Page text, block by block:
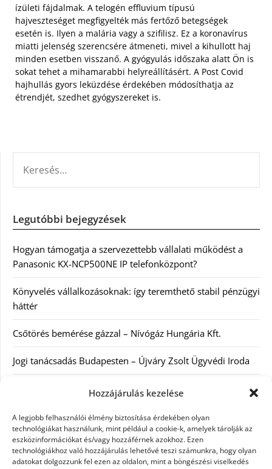
Hozzájárulás kezelése
A legjobb felhasználói élmény biztosítása érdekében olyan
technológiákat használunk, mint például a cookie-k, amelyek tárolják az
eszközinformációkat és/vagy hozzáférnek azokhoz. Ezen
technológiákhoz való hozzájárulás lehetővé teszi számunkra, hogy olyan
adatokat dolgozzunk fel ezen az oldalon, mint a böngészési viselkedés
ízületi fájdalmak. A telogén effluvium típusú
hajveszteséget megfigyelték más fertőző betegségek
esetén is. Ilyen a malária vagy a szifilisz. Ez a koronavírus
miatti jelenség szerencsére átmeneti, mivel a kihullott haj
minden esetben visszanő. A gyógyulás időszaka alatt Ön is
sokat tehet a mihamarabbi helyreállításért. A Post Covid
hajhullás gyors leküzdése érdekében módosíthatja az
étrendjét, szedhet gyógyszereket is.
Legutóbbi bejegyzések
Hogyan támogatja a szervezettebb vállalati működést a
Panasonic KX-NCP500NE IP telefonközpont?
Könyvelés vállalkozásoknak: így teremthető stabil pénzügyi
háttér
Csőtörés bemérése gázzal – Nívógáz Hungária Kft.
Jogi tanácsadás Budapesten – Újváry Zsolt Ügyvédi Iroda
Arckrémek – mit érdemes tudni az öregedés lassításáról és
Kategóriák